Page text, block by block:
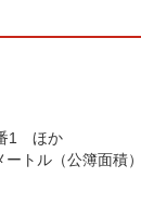
1 ほか
トル（公簿面積）